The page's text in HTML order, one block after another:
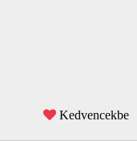
Kedvencekbe